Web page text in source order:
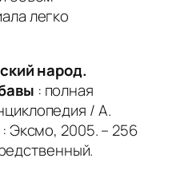
легко
народ.
: полная
/ А.
Эксмо, 2005. – 256